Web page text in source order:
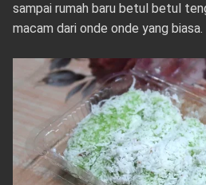
sampai rumah baru betul betul
macam dari onde onde yang biasa.